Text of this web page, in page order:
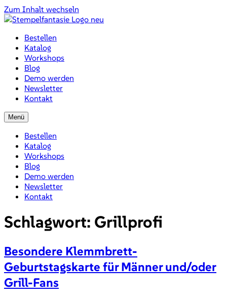
Zum Inhalt wechseln
Bestellen
Katalog
Workshops
Blog
Demo werden
Newsletter
Kontakt
Menü
Bestellen
Katalog
Workshops
Blog
Demo werden
Newsletter
Kontakt
Schlagwort: Grillprofi
Besondere Klemmbrett-
Geburtstagskarte für Männer und/oder
Grill-Fans